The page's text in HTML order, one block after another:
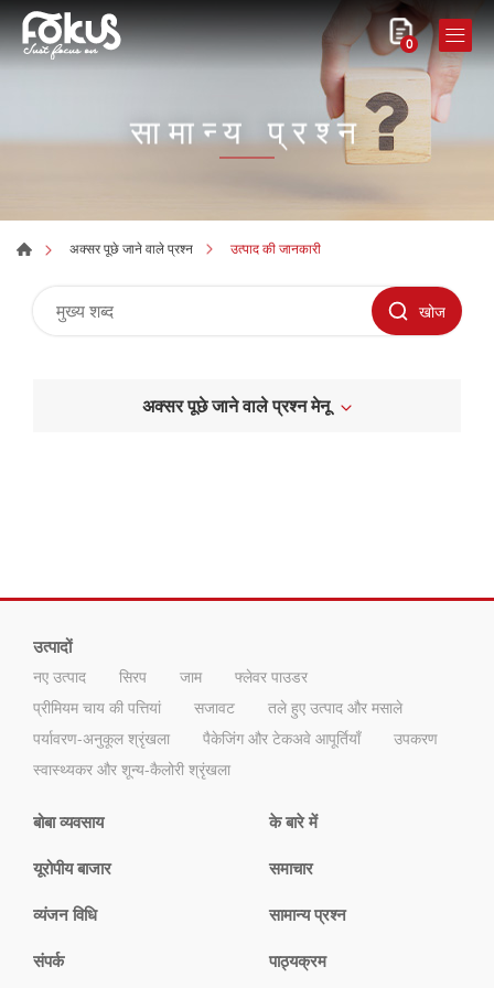
0
सामान्य प्रश्न
अक्सर पूछे जाने वाले प्रश्न उत्पाद की जानकारी
खोज
अक्सर पूछे जाने वाले प्रश्न मेनू
उत्पादों
नए उत्पाद सिरप जाम
फ्लेवर पाउडर
प्रीमियम चाय की पत्तियां
सजावट
तले हुए उत्पाद और मसाले
पर्यावरण-अनुकूल श्रृंखला
पैकेजिंग और टेकअवे आपूर्तियाँ
उपकरण
स्वास्थ्यकर और शून्य-कैलोरी श्रृंखला
बोबा व्यवसाय के बारे में
यूरोपीय बाजार समाचार
व्यंजन विधि सामान्य प्रश्न
संपर्क पाठ्यक्रम